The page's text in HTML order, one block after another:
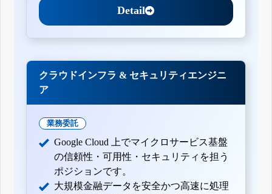
Detail
クラウドインフラ & セキュリティエンジニ
ア
業務委託
Google Cloud 上でマイクロサービス基盤
の信頼性・可用性・セキュリティを担う
ポジションです。
大規模金融データを安全かつ高速に処理